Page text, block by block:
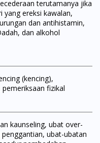
terutamanya jika
ereksi kawalan,
dan antihistamin,
dan alkohol
(kencing),
fizikal
kaunseling, ubat over-
ubat-ubatan